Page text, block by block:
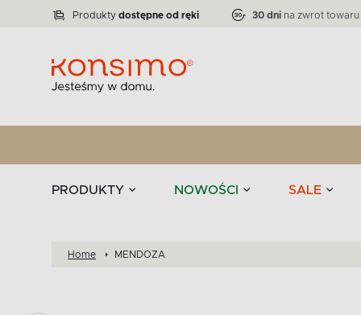
Produkty dostępne od ręki 30 dni na zwrot towaru
PRODUKTY NOWOŚCI SALE
Zastawy
Kolekcja narożników RATLO -39 %
VICTO Liczba produktów:71
ELEGANT Liczba produktów:864
stołowe
Home MENDOZA